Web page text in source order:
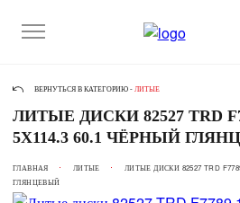
ВЕРНУТЬСЯ В КАТЕГОРИЮ - ЛИТЫЕ
ЛИТЫЕ ДИСКИ 82527 TRD
5X114.3 60.1 ЧЁРНЫЙ
ГЛАВНАЯ ЛИТЫЕ
ЛИТЫЕ ДИСКИ 82527 TRD
ГЛЯНЦЕВЫЙ